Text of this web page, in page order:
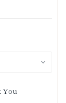
You